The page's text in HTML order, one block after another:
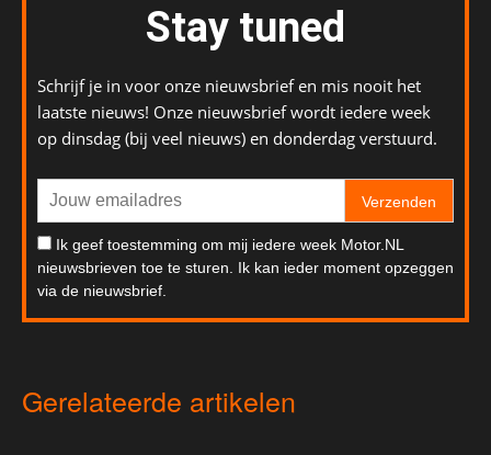
Stay tuned
Schrijf je in voor onze nieuwsbrief en mis nooit het
laatste nieuws! Onze nieuwsbrief wordt iedere week
op dinsdag (bij veel nieuws) en donderdag verstuurd.
Verzenden
Ik geef toestemming om mij iedere week Motor.NL
nieuwsbrieven toe te sturen. Ik kan ieder moment opzeggen
via de nieuwsbrief.
Gerelateerde artikelen